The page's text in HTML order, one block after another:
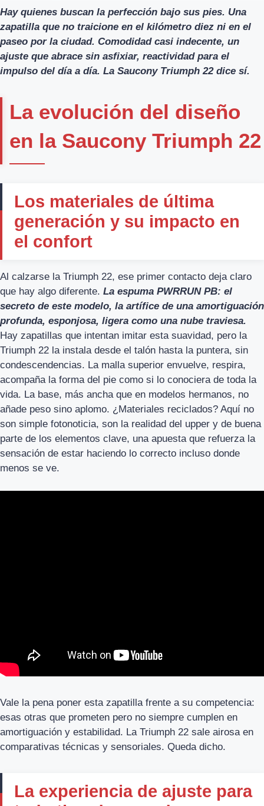
Hay quienes buscan la perfección bajo sus pies. Una
zapatilla que no traicione en el kilómetro diez ni en el
paseo por la ciudad. Comodidad casi indecente, un
ajuste que abrace sin asfixiar, reactividad para el
impulso del día a día. La Saucony Triumph 22 dice sí.
La evolución del diseño
en la Saucony Triumph 22
Los materiales de última
generación y su impacto en
el confort
Al calzarse la Triumph 22, ese primer contacto deja claro
que hay algo diferente. La espuma PWRRUN PB: el
secreto de este modelo, la artífice de una amortiguación
profunda, esponjosa, ligera como una nube traviesa.
Hay zapatillas que intentan imitar esta suavidad, pero la
Triumph 22 la instala desde el talón hasta la puntera, sin
condescendencias. La malla superior envuelve, respira,
acompaña la forma del pie como si lo conociera de toda la
vida. La base, más ancha que en modelos hermanos, no
añade peso sino aplomo. ¿Materiales reciclados? Aquí no
son simple fotonoticia, son la realidad del upper y de buena
parte de los elementos clave, una apuesta que refuerza la
sensación de estar haciendo lo correcto incluso donde
menos se ve.
Vale la pena poner esta zapatilla frente a su competencia:
esas otras que prometen pero no siempre cumplen en
amortiguación y estabilidad. La Triumph 22 sale airosa en
comparativas técnicas y sensoriales. Queda dicho.
La experiencia de ajuste para